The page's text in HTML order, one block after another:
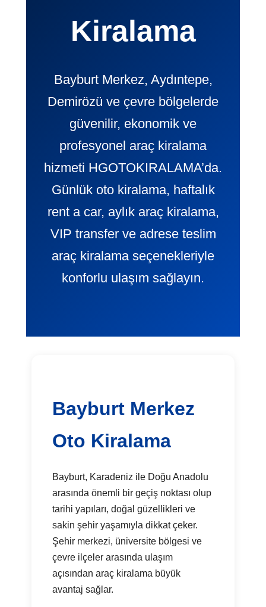
Kiralama
Bayburt Merkez, Aydıntepe,
Demirözü ve çevre bölgelerde
güvenilir, ekonomik ve
profesyonel araç kiralama
hizmeti HGOTOKIRALAMA’da.
Günlük oto kiralama, haftalık
rent a car, aylık araç kiralama,
VIP transfer ve adrese teslim
araç kiralama seçenekleriyle
konforlu ulaşım sağlayın.
Bayburt Merkez
Oto Kiralama
Bayburt, Karadeniz ile Doğu Anadolu
arasında önemli bir geçiş noktası olup
tarihi yapıları, doğal güzellikleri ve
sakin şehir yaşamıyla dikkat çeker.
Şehir merkezi, üniversite bölgesi ve
çevre ilçeler arasında ulaşım
açısından araç kiralama büyük
avantaj sağlar.